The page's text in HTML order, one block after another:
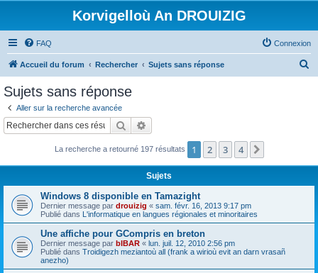
Korvigelloù An DROUIZIG
FAQ Connexion
Accueil du forum Rechercher Sujets sans réponse
c
Sujets sans réponse
Aller sur la recherche avancée
Rechercher
La recherche a retourné 197 résultats 1 2 3 4
Sujets
Windows 8 disponible en Tamazight
Dernier message par drouizig « sam. févr. 16, 2013 9:17 pm
Publié dans L'informatique en langues régionales et minoritaires
Une affiche pour GCompris en breton
Dernier message par bIBAR « lun. juil. 12, 2010 2:56 pm
Publié dans Troidigezh meziantoù all (frank a wirioù evit an darn vrasañ
anezho)